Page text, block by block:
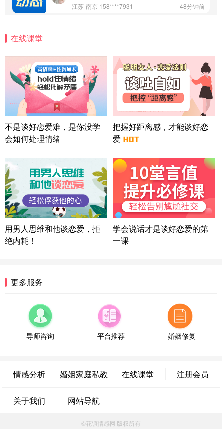
江苏-南京 158****7931
48分钟前
情感方案
北京-朝阳 151****3189
22分钟前
微信用户 巧?媚儿 通过此页面咨询，已获得专属情感
方案
上海-浦东 177****9074
56分钟前
微信用户 Liberty 通过此页面咨询，已获得专属情感
方案
广东-广州 188****5632
湖北-武汉 135****7410
41分钟前
微信用户 困困魚? 通过此页面咨询，已获得专属情感
方案
陕西-西安 139****6283
3分钟前
情感方案
浙江-宁波 150****8921
福建-厦门 159****4462
53分钟前
微信用户 凌乱小羊 通过此页面咨询，已获得专属情
辽宁-大连 176****2843
39分钟前
属情感方案
微信用户 墨笙 通过此页面咨询，已获得专属情感方
在线课堂
不是谈好恋爱难，是你没学
会如何处理情绪
把握好距离感，才能谈好恋
爱
用男人思维和他谈恋爱，拒
绝内耗！
学会说话才是谈好恋爱的第
一课
更多服务
导师咨询 平台推荐 婚姻修复
情感分析 婚姻家庭私教 在线课堂 注册会员
关于我们 网站导航
©花镇情感网 版权所有